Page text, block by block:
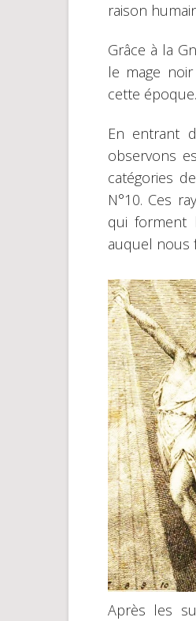
raison
Grâce à la
le mage
cette époque.
En entrant
observons
catégories
N°10. Ces
qui forment
auquel nous
Après les